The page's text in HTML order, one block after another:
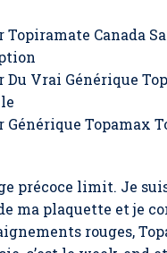
Topiramate Canada
Du Vrai Générique
Générique Topamax
précoce limit. Je
ma plaquette et je
rouges,